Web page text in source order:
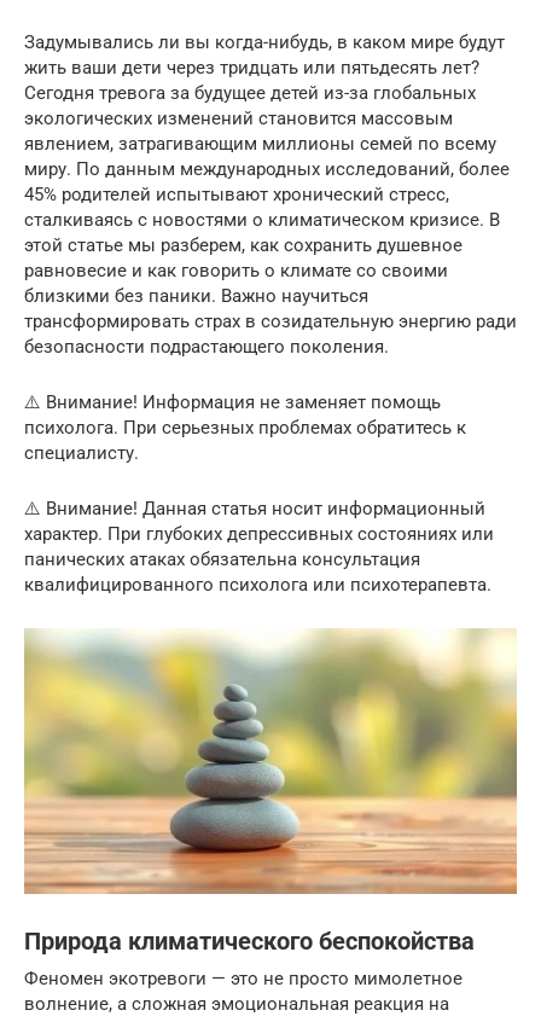
Задумывались ли вы когда-нибудь, в каком мире будут
жить ваши дети через тридцать или пятьдесять лет?
Сегодня тревога за будущее детей из-за глобальных
экологических изменений становится массовым
явлением, затрагивающим миллионы семей по всему
миру. По данным международных исследований, более
45% родителей испытывают хронический стресс,
сталкиваясь с новостями о климатическом кризисе. В
этой статье мы разберем, как сохранить душевное
равновесие и как говорить о климате со своими
близкими без паники. Важно научиться
трансформировать страх в созидательную энергию ради
безопасности подрастающего поколения.
⚠️ Внимание! Информация не заменяет помощь
психолога. При серьезных проблемах обратитесь к
специалисту.
⚠️ Внимание! Данная статья носит информационный
характер. При глубоких депрессивных состояниях или
панических атаках обязательна консультация
квалифицированного психолога или психотерапевта.
Природа климатического беспокойства
Феномен экотревоги — это не просто мимолетное
волнение, а сложная эмоциональная реакция на